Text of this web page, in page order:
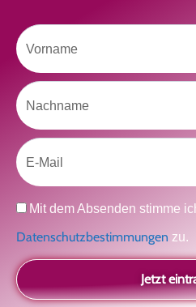
Like uns auf Facebook
akzeptieren und diesen
Vorname
Nachname
Email
Datenschutz
Mit dem Absenden stimme
Datenschutzbestimmungen zu.
Jetzt